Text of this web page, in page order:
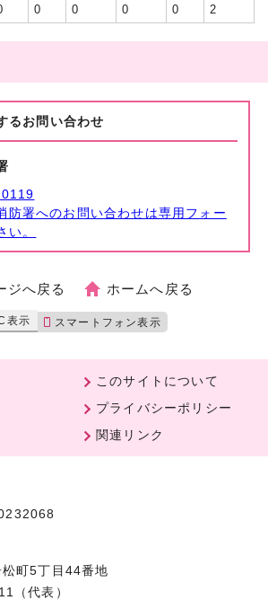
0 0 0 0 2
る お問い合わせ
署へのお問い合わせは専用フォー
い。
ジへ戻る ホームへ戻る
表示 スマートフォン表示
このサイトについて
プライバシーポリシー
関連リンク
町5丁目44番地
（代表）